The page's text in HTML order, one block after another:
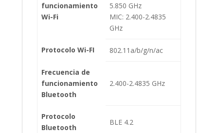
funcionamiento
Wi-Fi
5.850 GHz
MIC: 2.400-2.4835
GHz
Protocolo Wi-FI 802.11a/b/g/n/ac
Frecuencia de
funcionamiento
Bluetooth
2.400-2.4835 GHz
Protocolo
Bluetooth
BLE 4.2